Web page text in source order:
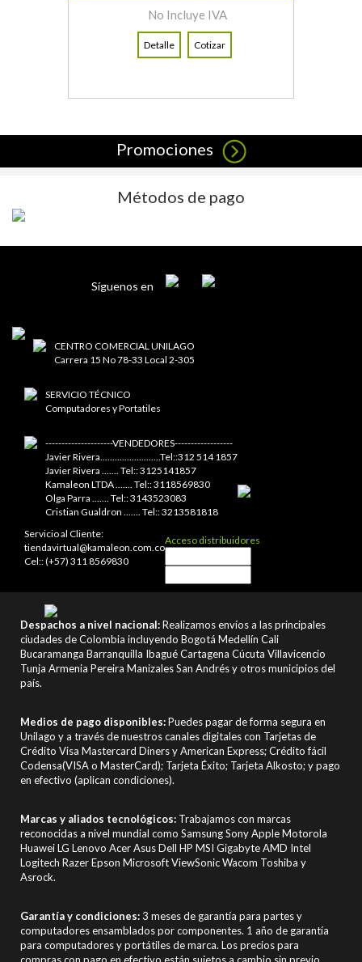
No Incluye IVA
Detalle Cotizar
Promociones
Métodos de pago
Síguenos en
CENTRO COMERCIAL UNILAGO
Carrera 15 No 78-33 Local 2-305
SERVICIO TÉCNICO
Computadores y Portatiles
---------------------VENDEDORES------------------
Javier Rivera.........................Tel::312 514 1857
Javier Rivera ....... Tel:: 3125141857
Kamaleon LTDA ....... Tel:: 3118569830
Olga Parra ....... Tel:: 3143523083
Cristian Gualdron ....... Tel:: 3213581818
Servicio al Cliente:
tiendavirtual@kamaleon.com.co
Cel:: (+57) 311 8569830
Acceso distribuidores
Despachos a nivel nacional:Realizamos envíos a las principales
ciudades de Colombia incluyendo Bogotá Medellín Cali
Bucaramanga Barranquilla Ibagué Cartagena Cúcuta Villavicencio
Tunja Armenia Pereira Manizales San Andrés y otros municipios del
país.
Medios de pago disponibles:Puedes pagar de forma segura en
Unilago y a través de nuestros canales digitales con Tarjetas de
Crédito Visa Mastercard Diners y American Express; Crédito fácil
Codensa(VISA o MasterCard); Tarjeta Éxito; Tarjeta Alkosto; y pago
en efectivo (aplican condiciones).
Marcas y aliados tecnológicos: Trabajamos con marcas
reconocidas a nivel mundial como Samsung Sony Apple Motorola
Huawei LG Lenovo Acer Asus Dell HP MSI Gigabyte AMD Intel
Logitech Razer Epson Microsoft ViewSonic Wacom Toshiba y
Asrock.
Garantía y condiciones:3 meses de garantía para partes y
computadores ensamblados por componentes. 1 año de garantía
para computadores y portátiles de marca. Los precios para